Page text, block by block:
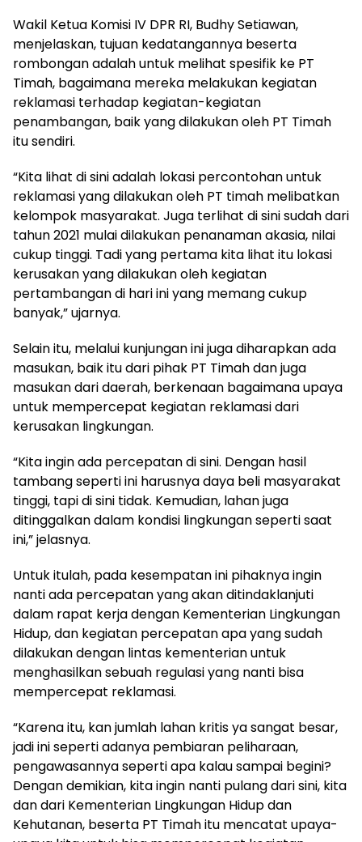
Wakil Ketua Komisi IV DPR RI, Budhy Setiawan,
menjelaskan, tujuan kedatangannya beserta
rombongan adalah untuk melihat spesifik ke PT
Timah, bagaimana mereka melakukan kegiatan
reklamasi terhadap kegiatan-kegiatan
penambangan, baik yang dilakukan oleh PT Timah
itu sendiri.
“Kita lihat di sini adalah lokasi percontohan untuk
reklamasi yang dilakukan oleh PT timah melibatkan
kelompok masyarakat. Juga terlihat di sini sudah dari
tahun 2021 mulai dilakukan penanaman akasia, nilai
cukup tinggi. Tadi yang pertama kita lihat itu lokasi
kerusakan yang dilakukan oleh kegiatan
pertambangan di hari ini yang memang cukup
banyak,” ujarnya.
Selain itu, melalui kunjungan ini juga diharapkan ada
masukan, baik itu dari pihak PT Timah dan juga
masukan dari daerah, berkenaan bagaimana upaya
untuk mempercepat kegiatan reklamasi dari
kerusakan lingkungan.
“Kita ingin ada percepatan di sini. Dengan hasil
tambang seperti ini harusnya daya beli masyarakat
tinggi, tapi di sini tidak. Kemudian, lahan juga
ditinggalkan dalam kondisi lingkungan seperti saat
ini,” jelasnya.
Untuk itulah, pada kesempatan ini pihaknya ingin
nanti ada percepatan yang akan ditindaklanjuti
dalam rapat kerja dengan Kementerian Lingkungan
Hidup, dan kegiatan percepatan apa yang sudah
dilakukan dengan lintas kementerian untuk
menghasilkan sebuah regulasi yang nanti bisa
mempercepat reklamasi.
“Karena itu, kan jumlah lahan kritis ya sangat besar,
jadi ini seperti adanya pembiaran peliharaan,
pengawasannya seperti apa kalau sampai begini?
Dengan demikian, kita ingin nanti pulang dari sini, kita
dan dari Kementerian Lingkungan Hidup dan
Kehutanan, beserta PT Timah itu mencatat upaya-